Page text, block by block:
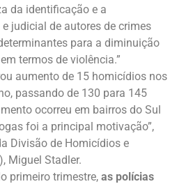
da identificação e a
judicial de autores de crimes
para a diminuição
termos de violência.”
aumento de 15 homicídios nos
passando de 130 para 145
ocorreu em bairros do Sul
foi a principal motivação”,
Divisão de Homicídios e
Miguel Stadler.
primeiro trimestre, as polícias